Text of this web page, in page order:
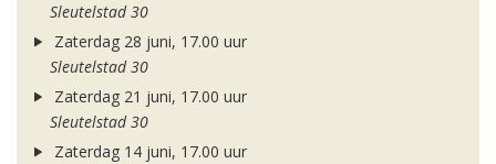
Sleutelstad 30
Zaterdag 28 juni, 17.00 uur
Sleutelstad 30
Zaterdag 21 juni, 17.00 uur
Sleutelstad 30
Zaterdag 14 juni, 17.00 uur